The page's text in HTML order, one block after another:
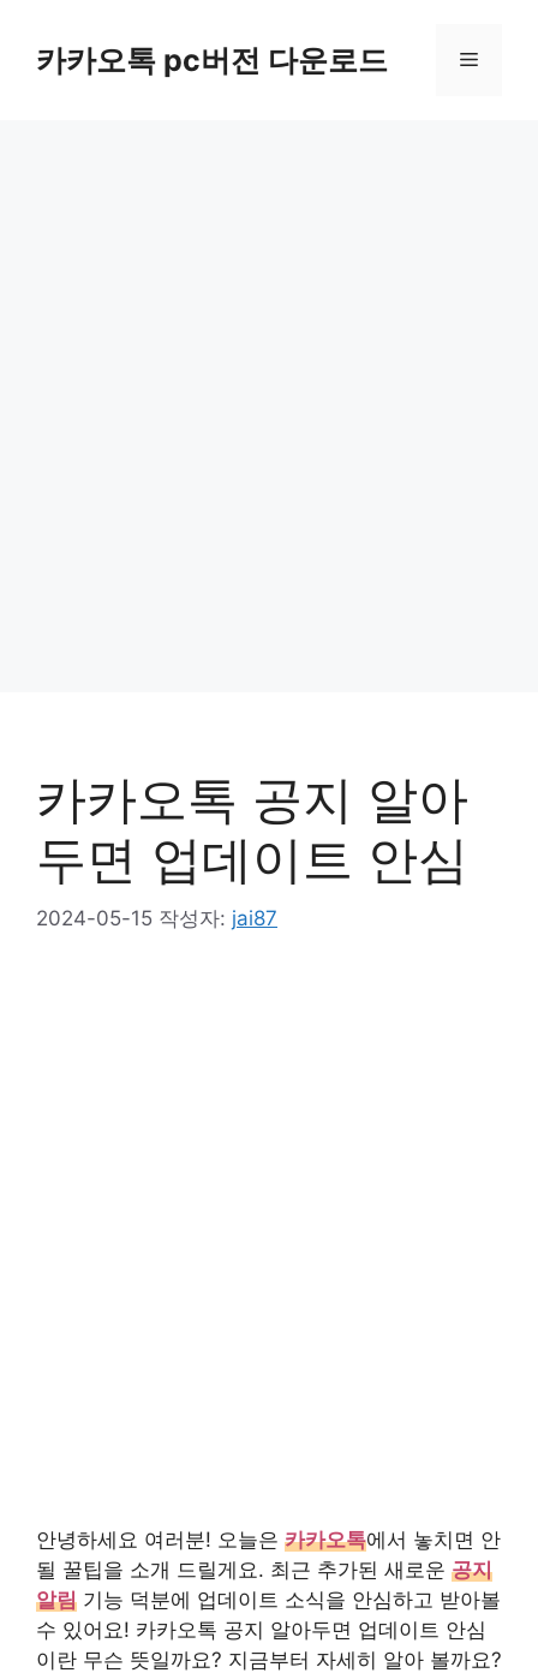
카카오톡 pc버전 다운로드 메
카카오톡 공지 알아
두면 업데이트 안심
2024-05-15 작성자: jai87
안녕하세요 여러분! 오늘은 카카오톡에서 놓치면 안
될 꿀팁을 소개 드릴게요. 최근 추가된 새로운 공지
알림 기능 덕분에 업데이트 소식을 안심하고 받아볼
수 있어요! 카카오톡 공지 알아두면 업데이트 안심
이란 무슨 뜻일까요? 지금부터 자세히 알아 볼까요?